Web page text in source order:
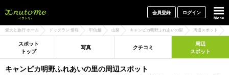
会員登録 ログイン
愛犬と旅行 ホーム ドッグラン 情報 甲信越 山梨 キャンピカ明野ふれあいの里 周辺スポット
スポット
トップ
写真 クチコミ
周辺
スポット
キャンピカ明野ふれあいの里の周辺スポット